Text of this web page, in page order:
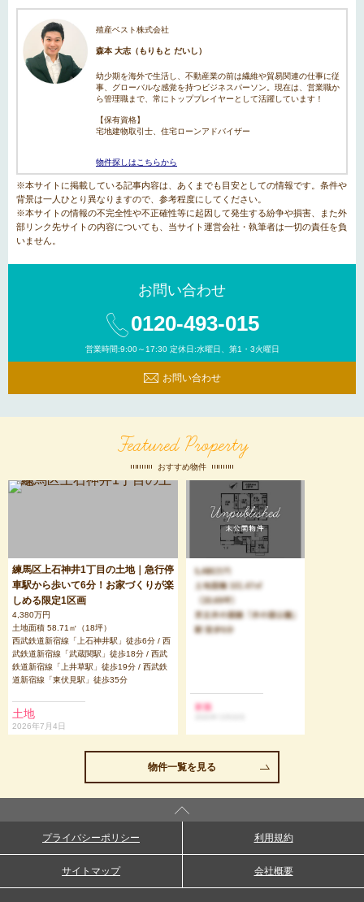
殖産ベスト株式会社
森本 大志（もりもと だいし）
幼少期を海外で生活し、不動産業の前は繊維や貿易関連の仕事に従
事、グローバルな感覚を持つビジネスパーソン。現在は、営業職か
ら管理職まで、常にトッププレイヤーとして活躍しています！
【保有資格】
宅地建物取引士、住宅ローンアドバイザー
物件探しはこちらから
※本サイトに掲載している記事内容は、あくまでも目安としての情報です。条件や
背景は一人ひとり異なりますので、参考程度にしてください。
※本サイトの情報の不完全性や不正確性等に起因して発生する紛争や損害、また外
部リンク先サイトの内容についても、当サイト運営会社・執筆者は一切の責任を負
いません。
お問い合わせ
0120-493-015
営業時間:9:00～17:30 定休日:水曜日、第1・3火曜日
お問い合わせ
Featured Property
おすすめ物件
練馬区上石神井1丁目の土地｜急行停
車駅から歩いて6分！お家づくりが楽
しめる限定1区画
4,380万円
土地面積 58.71㎡（18坪）
西武鉄道新宿線「上石神井駅」徒歩6分 / 西
武鉄道新宿線「武蔵関駅」徒歩18分 / 西武
鉄道新宿線「上井草駅」徒歩19分 / 西武鉄
道新宿線「東伏見駅」徒歩35分
土地
2026年7月4日
物件一覧を見る
プライバシーポリシー 利用規約
サイトマップ 会社概要